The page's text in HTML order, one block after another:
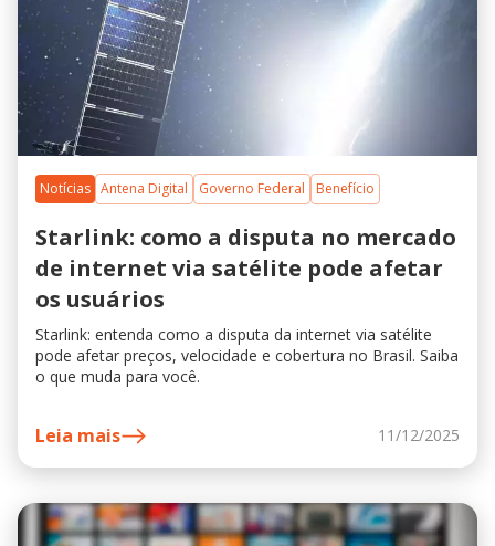
Notícias Antena Digital Governo Federal Benefício
Starlink: como a disputa no mercado
de internet via satélite pode afetar
os usuários
Starlink: entenda como a disputa da internet via satélite
pode afetar preços, velocidade e cobertura no Brasil. Saiba
o que muda para você.
Leia mais 11/12/2025